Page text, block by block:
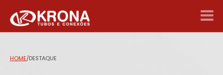
HOME/DESTAQUE